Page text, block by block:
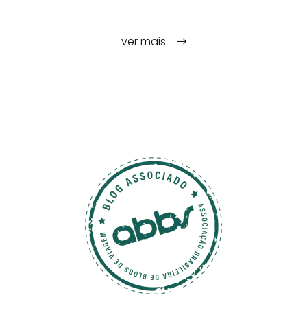
ver mais